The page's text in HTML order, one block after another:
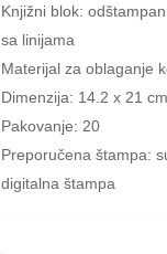
Knjižni blok:
sa linijama
Materijal za oblaganje
Dimenzija: 14.2 x 21 cm
Pakovanje: 20
Preporučena štampa:
digitalna štampa